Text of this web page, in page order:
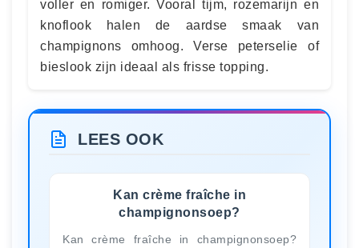
voller en romiger. Vooral tijm, rozemarijn en
knoflook halen de aardse smaak van
champignons omhoog. Verse peterselie of
bieslook zijn ideaal als frisse topping.
LEES OOK
Kan crème fraîche in
champignonsoep?
Kan crème fraîche in champignonsoep?